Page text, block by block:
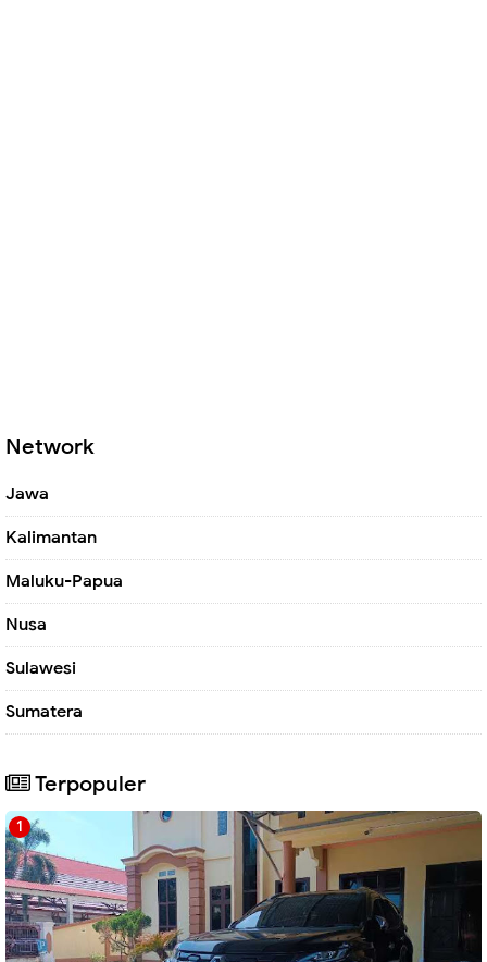
Network
Jawa
Kalimantan
Maluku-Papua
Nusa
Sulawesi
Sumatera
Terpopuler